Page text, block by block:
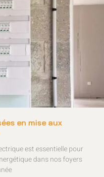
en mise aux
est essentielle pour
dans nos foyers